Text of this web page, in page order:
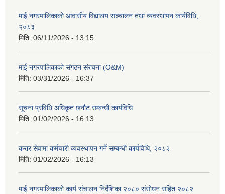
माई नगरपालिकाको आवासीय विद्यालय सञ्चालन तथा व्यवस्थापन कार्यविधि,
२०८३
मिति: 06/11/2026 - 13:15
माई नगरपालिकाको संगठन संरचना (O&M)
मिति: 03/31/2026 - 16:37
सूचना प्रविधि अधिकृत छनौट सम्बन्धी कार्यविधि
मिति: 01/02/2026 - 16:13
करार सेवामा कर्मचारी व्यवस्थापन गर्ने सम्बन्धी कार्यविधि, २०८२
मिति: 01/02/2026 - 16:13
माई नगरपालिकाको कार्य संचालन निर्देशिका २०८० संसोधन सहित २०८२